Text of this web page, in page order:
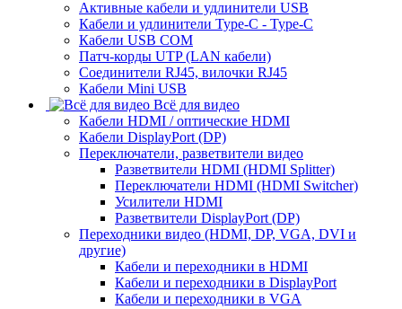
Активные кабели и удлинители USB
Кабели и удлинители Type-C - Type-C
Кабели USB COM
Патч-корды UTP (LAN кабели)
Соединители RJ45, вилочки RJ45
Кабели Mini USB
Всё для видео
Кабели HDMI / оптические HDMI
Кабели DisplayPort (DP)
Переключатели, разветвители видео
Разветвители HDMI (HDMI Splitter)
Переключатели HDMI (HDMI Switcher)
Усилители HDMI
Разветвители DisplayPort (DP)
Переходники видео (HDMI, DP, VGA, DVI и
другие)
Кабели и переходники в HDMI
Кабели и переходники в DisplayPort
Кабели и переходники в VGA